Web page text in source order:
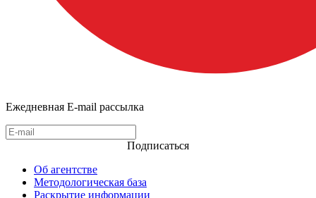
Ежедневная E-mail рассылка
Подписаться
Об агентстве
Методологическая база
Раскрытие информации